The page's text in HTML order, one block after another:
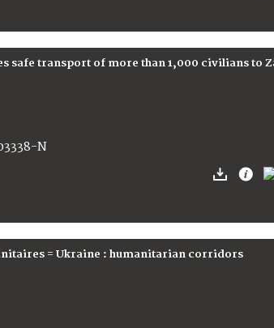
safe transport of more than 1,000 civilians to
N
= Ukraine : humanitarian corridors